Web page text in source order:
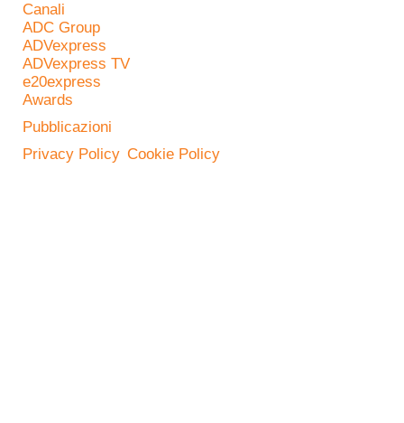
Canali
ADC Group
ADVexpress
ADVexpress TV
e20express
Awards
Pubblicazioni
Privacy Policy Cookie Policy